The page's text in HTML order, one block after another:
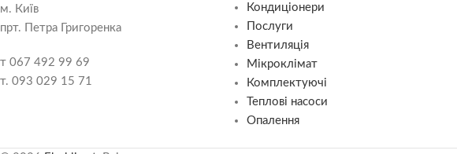
м. Київ
прт. Петра Григоренка
т 067 492 99 69
т. 093 029 15 71
Кондиціонери
Послуги
Вентиляція
Мікроклімат
Комплектуючі
Теплові насоси
Опалення